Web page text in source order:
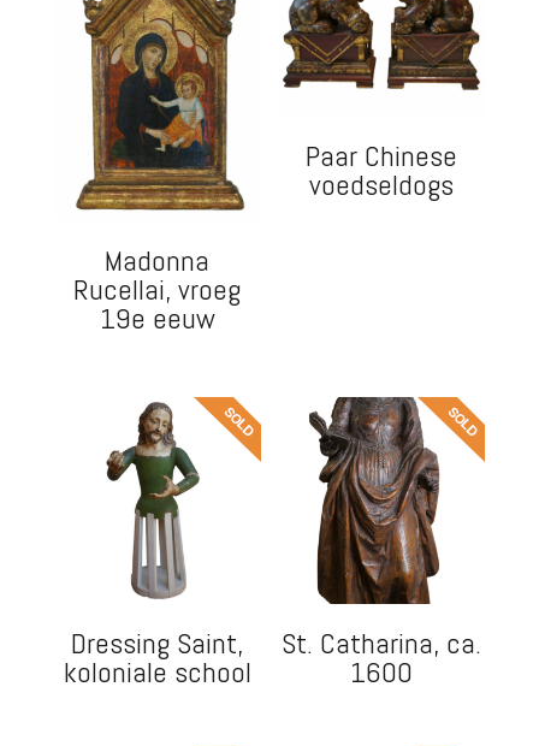
Madonna
Rucellai, vroeg
19e eeuw
Paar Chinese
voedseldogs
Dressing Saint,
koloniale school
St. Catharina, ca.
1600